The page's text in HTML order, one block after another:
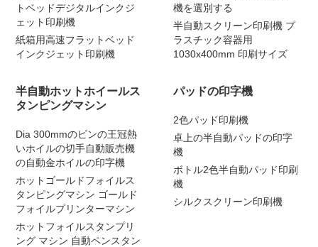
トベッドデジタルインクジ
ェット印刷機
紙箱用高速フラットベッド
インクジェット印刷機
機を選別する
半自動スクリーン印刷機 プ
ラスチック容器用
1030x400mm 印刷サイズ
半自動ホットホイールス
タンピングマシン
Dia 300mmのビンの王冠熱
いホイルの切手自動販売機
の自動金ホイルの印字機
ホットゴールドフォイルス
タンピングマシン ゴールド
フォイルプリンターマシン
ホットフォイルスタンプリ
ング マシン 自動ペンスタン
パッドの印字機
2色パッド印刷機
卓上の半自動パッドの印字
機
ボトル2色半自動パッド印刷
機
シルクスクリーン印刷機